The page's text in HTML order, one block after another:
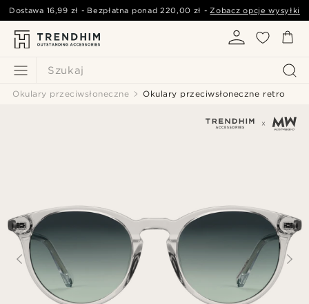
Szukaj
Dostawa 16,99 zł - Bezpłatna ponad220,00 zł -Zobacz opcje wysyłki
Okulary przeciwsłoneczne Okulary przeciwsłoneczne retro